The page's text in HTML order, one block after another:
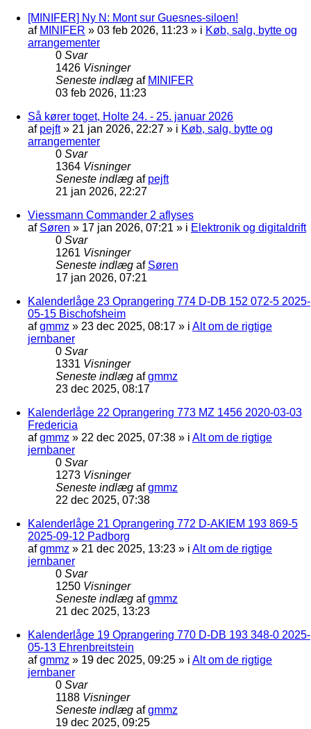
[MINIFER] Ny N: Mont sur Guesnes-siloen!
af MINIFER » 03 feb 2026, 11:23 » i Køb, salg, bytte og
arrangementer
0 Svar
1426 Visninger
Seneste indlæg af MINIFER
03 feb 2026, 11:23
Så kører toget, Holte 24. - 25. januar 2026
af pejft» 21 jan 2026, 22:27 » i Køb, salg, bytte og
arrangementer
0 Svar
1364 Visninger
Seneste indlæg af pejft
21 jan 2026, 22:27
Viessmann Commander 2 aflyses
af Søren » 17 jan 2026, 07:21 » i Elektronik og digitaldrift
0 Svar
1261 Visninger
Seneste indlæg af Søren
17 jan 2026, 07:21
Kalenderlåge 23 Oprangering 774 D-DB 152 072-5 2025-
05-15 Bischofsheim
afgmmz » 23 dec 2025, 08:17 » i Alt om de rigtige
jernbaner
0 Svar
1331 Visninger
Seneste indlæg afgmmz
23 dec 2025, 08:17
Kalenderlåge 22 Oprangering 773 MZ 1456 2020-03-03
Fredericia
afgmmz » 22 dec 2025, 07:38 » i Alt om de rigtige
jernbaner
0 Svar
1273 Visninger
Seneste indlæg afgmmz
22 dec 2025, 07:38
Kalenderlåge 21 Oprangering 772 D-AKIEM 193 869-5
2025-09-12 Padborg
afgmmz » 21 dec 2025, 13:23 » i Alt om de rigtige
jernbaner
0 Svar
1250 Visninger
Seneste indlæg afgmmz
21 dec 2025, 13:23
Kalenderlåge 19 Oprangering 770 D-DB 193 348-0 2025-
05-13 Ehrenbreitstein
afgmmz » 19 dec 2025, 09:25 » i Alt om de rigtige
jernbaner
0 Svar
1188 Visninger
Seneste indlæg afgmmz
19 dec 2025, 09:25